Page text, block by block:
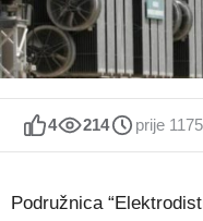
4 214 prije
Podružnica